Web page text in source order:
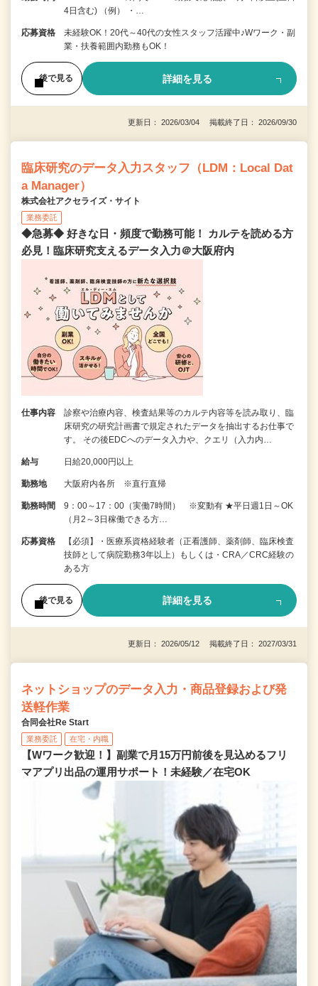
4日含む) （例） ・…
応募資格
未経験OK！20代～40代の女性スタッフ活躍中♪Wワーク・副
業・扶養範囲内勤務もOK！
後で見る 詳細を見る
更新日： 2026/03/04 掲載終了日： 2026/09/30
臨床研究のデータ入力スタッフ（LDM：Local Dat
a Manager）
株式会社アクセライズ・サイト
業務委託
◆急募◆ 好きな日・頻度で勤務可能！ カルテを読める方
必見！臨床研究支えるデータ入力＠大阪府内
仕事内容
診察や治療内容、検査結果等のカルテ内容等を読み取り、臨
床研究の研究計画書で規定されたデータを抽出するお仕事で
す。 その後EDCへのデータ入力や、クエリ（入力内…
給与 日給20,000円以上
勤務地 大阪府内各所 ※直行直帰
勤務時間
9：00～17：00（実働7時間） ※変動有 ★平日週1日～OK
（月2～3日稼働できる方…
応募資格
【必須】・医療系資格経験者（正看護師、薬剤師、臨床検査
技師として病院勤務3年以上）もしくは・CRA／CRC経験の
ある方
後で見る 詳細を見る
更新日： 2026/05/12 掲載終了日： 2027/03/31
ネットショップのデータ入力・商品登録および発
送軽作業
合同会社Re Start
業務委託 在宅・内職
【Wワーク歓迎！】副業で月15万円前後を見込めるフリ
マアプリ出品の運用サポート！未経験／在宅OK